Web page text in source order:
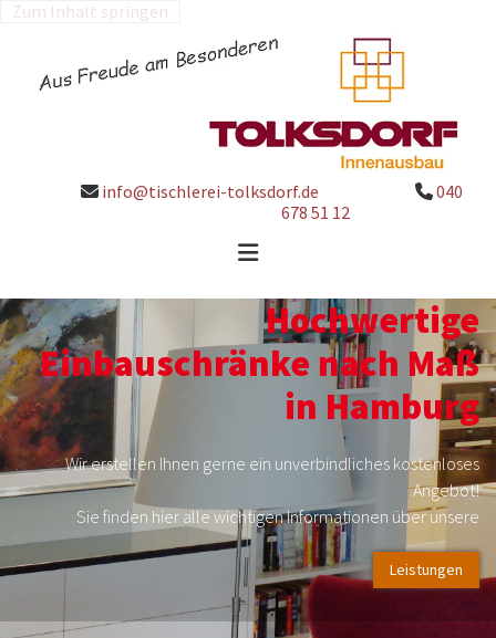
Zum Inhalt springen
 info@tischlerei-tolksdorf.de 040
678 51 12
Hochwertige
Einbauschränke nach Maß
in Hamburg
Wir erstellen Ihnen gerne ein unverbindliches kostenloses
Angebot!
Sie finden hier alle wichtigen Informationen über unsere
Leistungen